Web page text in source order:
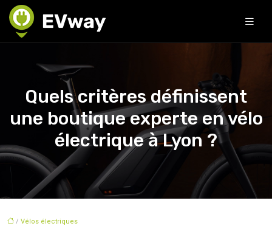
Quels critères définissent
une boutique experte en vélo
électrique à Lyon ?
/ Vélos électriques